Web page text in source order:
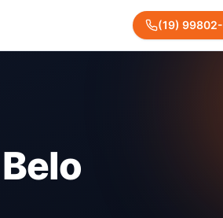
(19) 99802-